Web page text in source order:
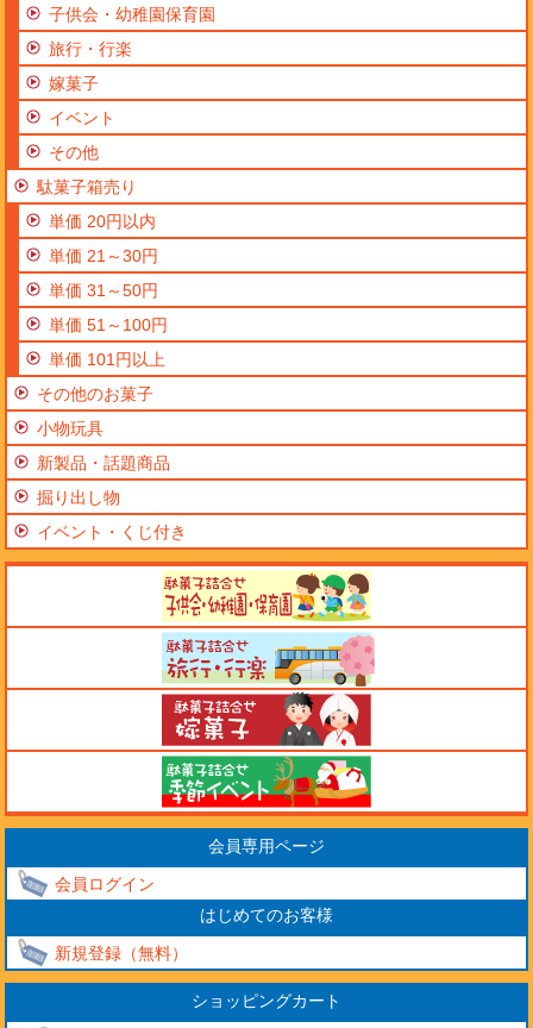
子供会・幼稚園保育園
旅行・行楽
嫁菓子
イベント
その他
駄菓子箱売り
単価 20円以内
単価 21～30円
単価 31～50円
単価 51～100円
単価 101円以上
その他のお菓子
小物玩具
新製品・話題商品
掘り出し物
イベント・くじ付き
会員専用ページ
会員ログイン
はじめてのお客様
新規登録（無料）
ショッピングカート